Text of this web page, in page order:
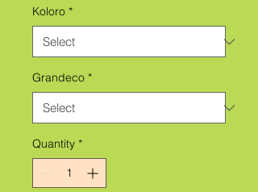
Koloro *
Grandeco *
Quantity *